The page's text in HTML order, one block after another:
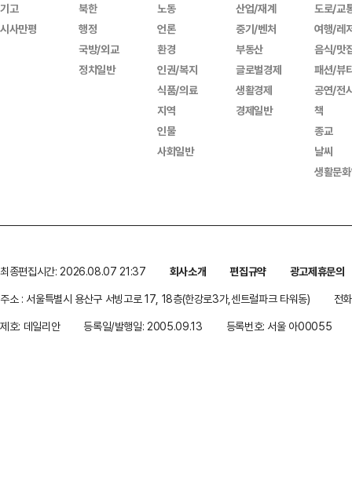
기고
시사만평
북한
행정
국방/외교
정치일반
노동
언론
환경
인권/복지
식품/의료
지역
인물
사회일반
산업/재계
중기/벤처
부동산
글로벌경제
생활경제
경제일반
도로/교
여행/레
음식/맛
패션/뷰
공연/전
책
종교
날씨
생활문
최종편집시간: 2026.08.07 21:37 회사소개 편집규약
광고제휴문의
주소 : 서울특별시 용산구 서빙고로 17, 18층(한강로3가,센트럴파크 타워동)
전
제호: 데일리안
등록일/발행일: 2005.09.13 등록번호: 서울 아00055